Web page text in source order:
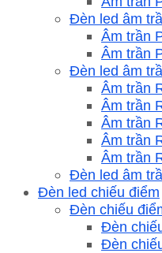
Đèn led âm
Âm trần
Âm trần
Đèn led âm
Âm trần
Âm trần
Âm trần
Âm trần
Âm trần
Đèn led âm
Đèn led chiếu điểm
Đèn chiếu
Đèn
Đèn